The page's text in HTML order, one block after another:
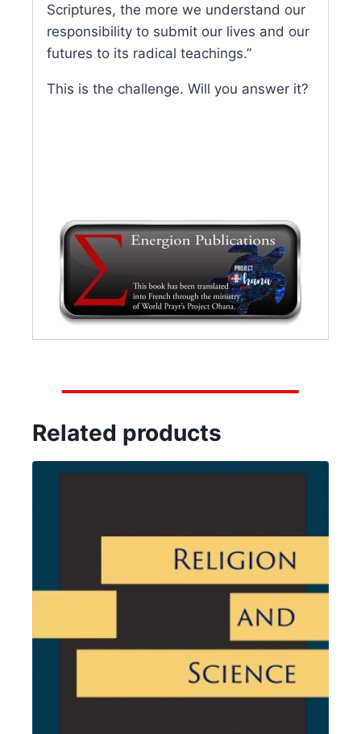
Scriptures, the more we understand our
responsibility to submit our lives and our
futures to its radical teachings.”
This is the challenge. Will you answer it?
Related products